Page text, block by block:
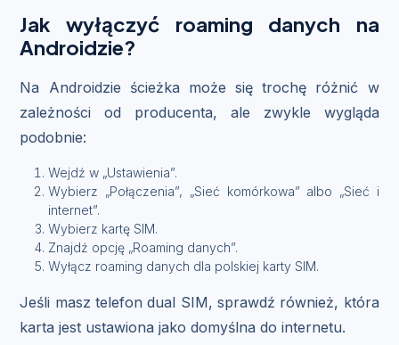
Jak wyłączyć roaming danych na
Androidzie?
Na Androidzie ścieżka może się trochę różnić w
zależności od producenta, ale zwykle wygląda
podobnie:
Wejdź w „Ustawienia”.
Wybierz „Połączenia”, „Sieć komórkowa” albo „Sieć i
internet”.
Wybierz kartę SIM.
Znajdź opcję „Roaming danych”.
Wyłącz roaming danych dla polskiej karty SIM.
Jeśli masz telefon dual SIM, sprawdź również, która
karta jest ustawiona jako domyślna do internetu.